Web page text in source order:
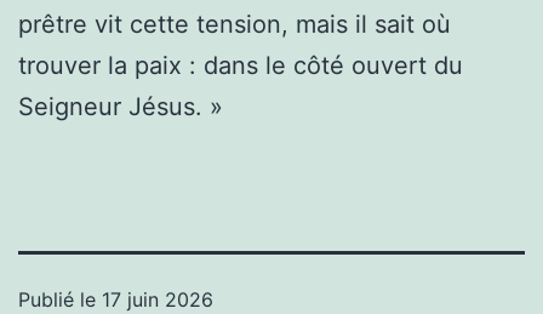
prêtre vit cette tension, mais il sait où
trouver la paix : dans le côté ouvert du
Seigneur Jésus. »
Publié le 17 juin 2026